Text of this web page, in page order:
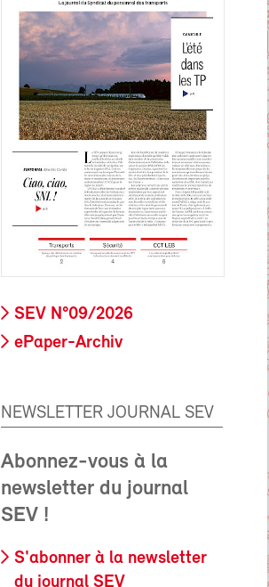
SEV N°09/2026
ePaper-Archiv
NEWSLETTER JOURNAL SEV
Abonnez-vous à la
newsletter du journal
SEV !
S'abonner à la newsletter
du journal SEV